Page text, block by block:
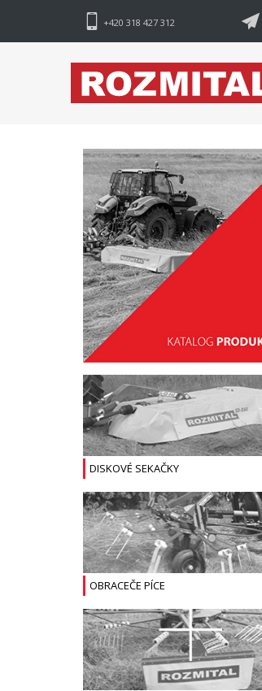
+420 318 427 312
DISKOVÉ SEKAČKY
OBRACEČE PÍCE